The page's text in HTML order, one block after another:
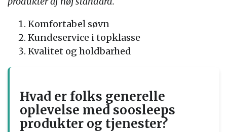
Komfortabel søvn
Kundeservice i topklasse
Kvalitet og holdbarhed
Hvad er folks generelle
oplevelse med soosleeps
produkter og tjenester?